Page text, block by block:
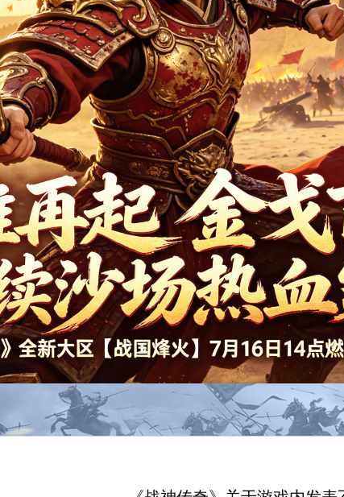
《秦始皇ol》国庆大服
国战的号角已经打响
【醉八仙】新派回合制
八仙过海故事背景
注册账号 客服中心